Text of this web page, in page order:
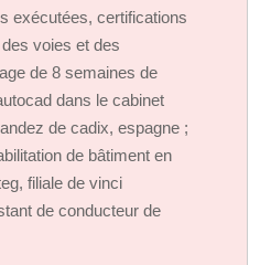
exécutées, certifications
voies et des
de 8 semaines de
dans le cabinet
de cadix, espagne ;
de bâtiment en
filiale de vinci
de conducteur de